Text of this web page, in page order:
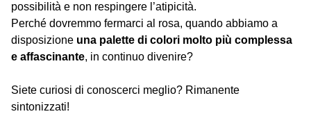
possibilità e non respingere l’atipicità.
Perché dovremmo fermarci al rosa, quando abbiamo a
disposizione una palette di colori molto più complessa
e affascinante, in continuo divenire?
Siete curiosi di conoscerci meglio? Rimanente
sintonizzati!